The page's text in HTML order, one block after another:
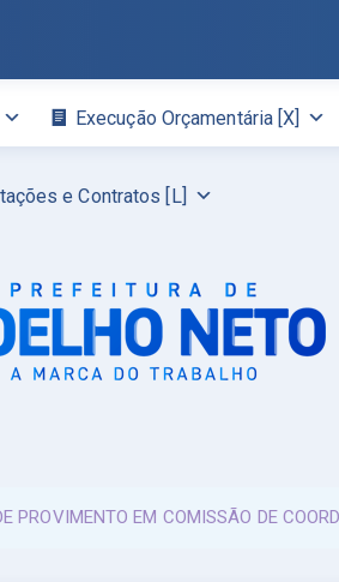
Execução Orçamentária [X]
e Contratos [L]
EM COMISSÃO DE